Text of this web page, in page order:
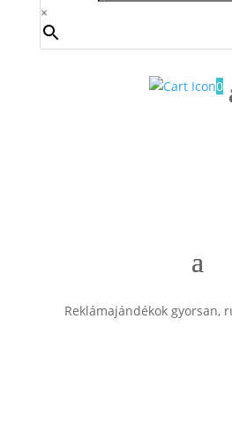
×
0
Reklámajándékok gyorsan,